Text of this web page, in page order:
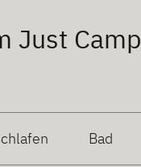
Just Camp
Bad